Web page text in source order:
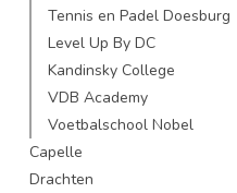
Tennis en Padel Doesburg
Level Up By DC
Kandinsky College
VDB Academy
Voetbalschool Nobel
Capelle
Drachten